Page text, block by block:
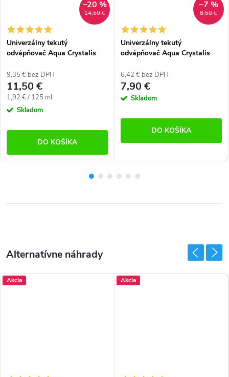
14,50 €
–20 %
Univerzálny tekutý
odvápňovač Aqua Crystalis
9,35 € bez DPH
11,50 €
Jednotková
cena:
1,92 € / 125 ml
Skladom
DO KOŠÍKA
8,50 €
–7 %
Univerzálny tekutý
odvápňovač Aqua Crystalis
6,42 € bez DPH
7,90 €
Skladom
DO KOŠÍKA
Akcia Akcia